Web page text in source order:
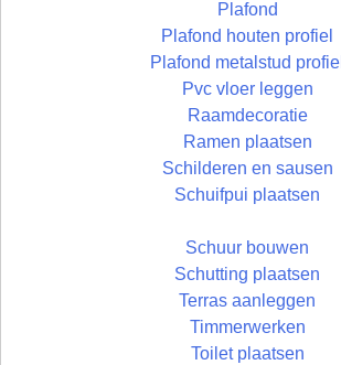
Plafond
Plafond houten profiel
Plafond metalstud profiel
Pvc vloer leggen
Raamdecoratie
Ramen plaatsen
Schilderen en sausen
Schuifpui plaatsen
Schuur bouwen
Schutting plaatsen
Terras aanleggen
Timmerwerken
Toilet plaatsen